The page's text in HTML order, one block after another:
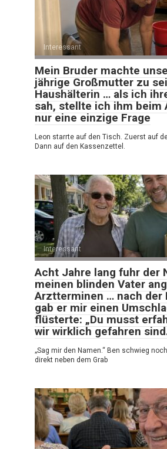
Interessant
Mein Bruder machte
jährige Großmutter zu
Haushälterin … als ich
sah, stellte ich ihm beim
nur eine einzige Frage
Leon starrte auf den Tisch. Zuerst auf
Dann auf den Kassenzettel.
Interessant
Acht Jahre lang fuhr der
meinen blinden Vater
Arztterminen … nach der
gab er mir einen
flüsterte: „Du musst
wir wirklich gefahren
„Sag mir den Namen.“ Ben schwieg
direkt neben dem Grab